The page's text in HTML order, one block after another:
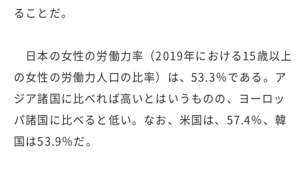
ることだ。
日本の女性の労働力率（2019年における15歳以上
の女性の労働力人口の比率）は、53.3％である。ア
ジア諸国に比べれば高いとはいうものの、ヨーロッ
パ諸国に比べると低い。なお、米国は、57.4％、韓
国は53.9％だ。